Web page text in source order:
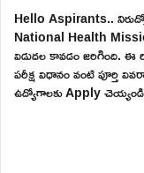
Hello Aspirants..
National Health
విడుదల కావడం జరిగింది. ఈ
పరీక్ష విధానం వంటి పూర్తి
ఉద్యోగాలకు Apply